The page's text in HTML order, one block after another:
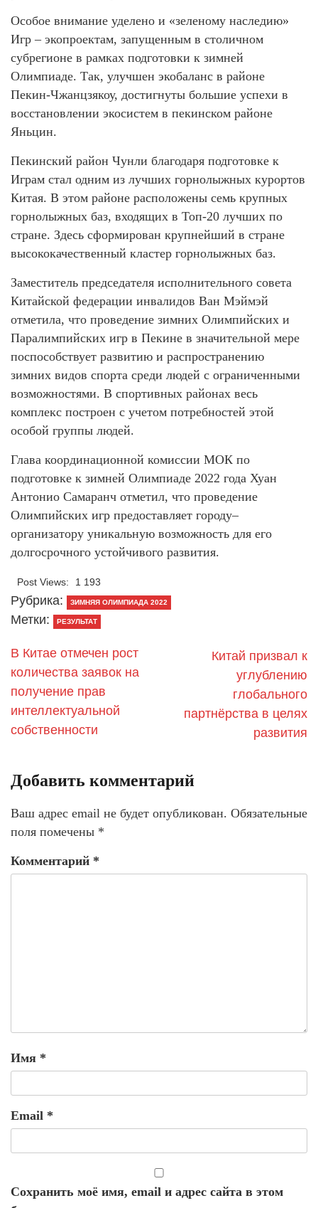
Особое внимание уделено и «зеленому наследию»
Игр – экопроектам, запущенным в столичном
субрегионе в рамках подготовки к зимней
Олимпиаде. Так, улучшен экобаланс в районе
Пекин-Чжанцзякоу, достигнуты большие успехи в
восстановлении экосистем в пекинском районе
Яньцин.
Пекинский район Чунли благодаря подготовке к
Играм стал одним из лучших горнолыжных курортов
Китая. В этом районе расположены семь крупных
горнолыжных баз, входящих в Топ-20 лучших по
стране. Здесь сформирован крупнейший в стране
высококачественный кластер горнолыжных баз.
Заместитель председателя исполнительного совета
Китайской федерации инвалидов Ван Мэймэй
отметила, что проведение зимних Олимпийских и
Паралимпийских игр в Пекине в значительной мере
поспособствует развитию и распространению
зимних видов спорта среди людей с ограниченными
возможностями. В спортивных районах весь
комплекс построен с учетом потребностей этой
особой группы людей.
Глава координационной комиссии МОК по
подготовке к зимней Олимпиаде 2022 года Хуан
Антонио Самаранч отметил, что проведение
Олимпийских игр предоставляет городу–
организатору уникальную возможность для его
долгосрочного устойчивого развития.
Post Views: 1 193
Рубрика: ЗИМНЯЯ ОЛИМПИАДА 2022
Метки: РЕЗУЛЬТАТ
В Китае отмечен рост
количества заявок на
получение прав
интеллектуальной
собственности
Китай призвал к
углублению
глобального
партнёрства в целях
развития
Добавить комментарий
Ваш адрес email не будет опубликован. Обязательные
поля помечены *
Комментарий *
Имя *
Email *
Сохранить моё имя, email и адрес сайта в этом